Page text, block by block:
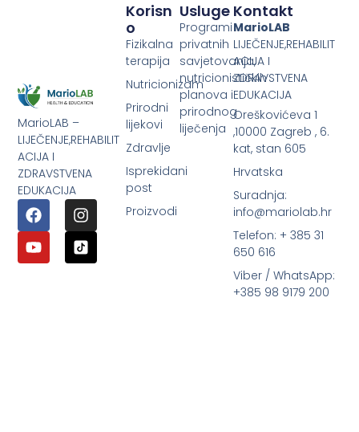
MarioLAB –
LIJEČENJE,REHABILIT
ACIJA I
ZDRAVSTVENA
EDUKACIJA
Usluge
Programi
privatnih
savjetovanja,
nutricionističkih
planova i
prirodnog
liječenja
Korisn
O
Fizikalna
terapija
Nutricionizam
Prirodni
lijekovi
Zdravlje
Isprekidani
post
Proizvodi
Kontakt
MarioLAB
LIJEČENJE,REHABILIT
ACIJA I
ZDRAVSTVENA
EDUKACIJA
Oreškovićeva 1
,10000 Zagreb , 6.
kat, stan 605
Hrvatska
Suradnja:
info@mariolab.hr
Telefon: + 385 31
650 616
Viber / WhatsApp:
+385 98 9179 200